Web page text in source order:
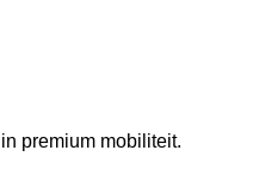
premium mobiliteit.